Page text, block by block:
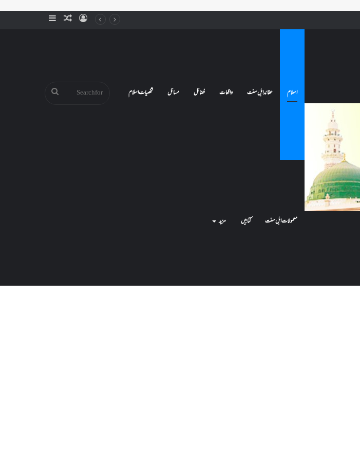
کیا معتکف فنائے مسجد میں جا سکتا ہے؟ SidebarRandomLog
اسلام عقائد اہل سنت واقعات فضائل مسائل شخصیات اسلام
معمولات اہل سنت کتابیں مزید
Search